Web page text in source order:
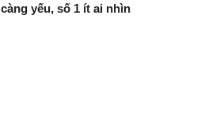
càng yếu, số 1 ít ai nhìn